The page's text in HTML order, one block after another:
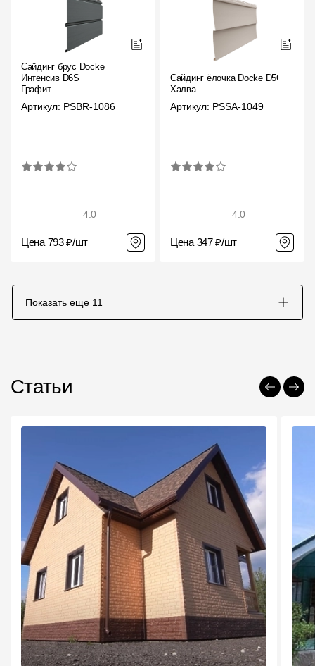
Сайдинг брус Docke
Интенсив D6S
Графит
Артикул: PSBR-1086
4.0
Цена 793 ₽/шт
Сайдинг ёлочка Docke D5C
Халва
Артикул: PSSA-1049
4.0
Цена 347 ₽/шт
Показать еще 11
Статьи